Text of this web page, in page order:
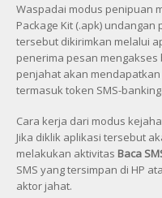
Waspadai modus penipuan
Package Kit (.apk)
tersebut dikirimkan melalui
penerima pesan
penjahat akan
termasuk token SMS-banking.
Cara kerja dari modus
Jika diklik aplikasi tersebut
melakukan aktivitas Baca
SMS yang tersimpan di HP
aktor jahat.